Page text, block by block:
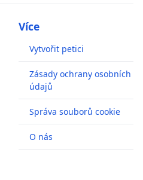
Více
Vytvořit petici
Zásady ochrany osobních
údajů
Správa souborů cookie
O nás